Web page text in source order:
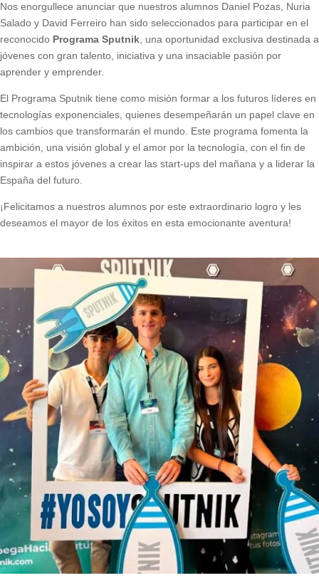
Nos enorgullece anunciar que nuestros alumnos Daniel Pozas, Nuria
Salado y David Ferreiro han sido seleccionados para participar en el
reconocido Programa Sputnik , una oportunidad exclusiva destinada a
jóvenes con gran talento, iniciativa y una insaciable pasión por
aprender y emprender.
El Programa Sputnik tiene como misión formar a los futuros líderes en
tecnologías exponenciales, quienes desempeñarán un papel clave en
los cambios que transformarán el mundo. Este programa fomenta la
ambición, una visión global y el amor por la tecnología, con el fin de
inspirar a estos jóvenes a crear las start-ups del mañana y a liderar la
España del futuro.
¡Felicitamos a nuestros alumnos por este extraordinario logro y les
deseamos el mayor de los éxitos en esta emocionante aventura!